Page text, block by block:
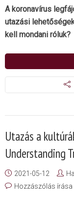
A koronavírus
utazási
kell mondani róluk?
Utazás a
Understanding
2021-05-12
Hozzászólás írása